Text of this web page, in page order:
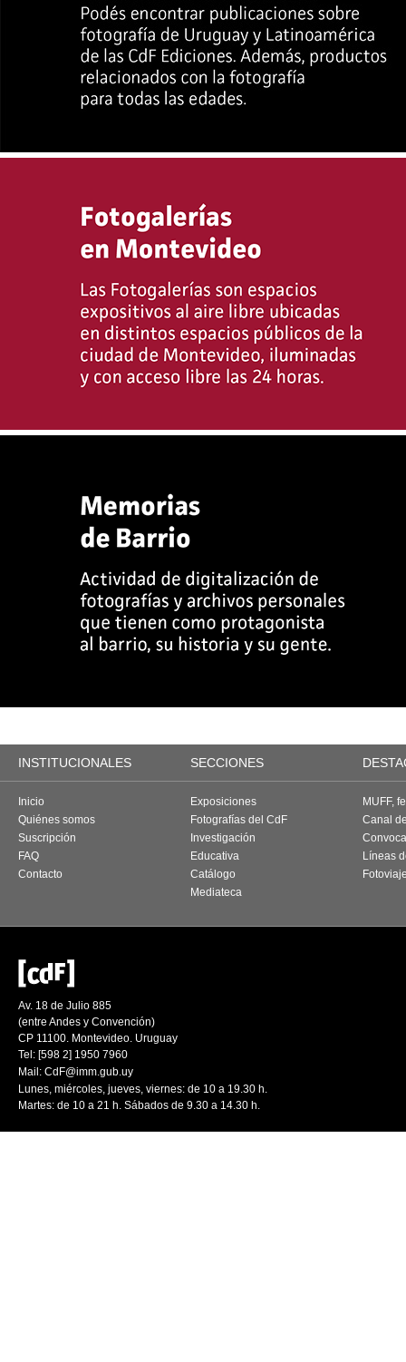
INSTITUCIONALES SECCIONES
Inicio
Quiénes somos
Suscripción
FAQ
Contacto
Exposiciones
Fotografías del CdF
Investigación
Educativa
Catálogo
Mediateca
MUFF,
Canal
Líneas
Av. 18 de Julio 885
(entre Andes y Convención)
CP 11100. Montevideo. Uruguay
Tel: [598 2] 1950 7960
Mail: CdF@imm.gub.uy
Lunes, miércoles, jueves, viernes: de 10 a 19.30 h.
Martes: de 10 a 21 h. Sábados de 9.30 a 14.30 h.